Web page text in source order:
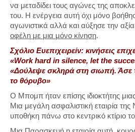
να μεταδίδει τους αγώνες της
του. Η ενέργεια αυτή όχι μόνο
αγωνιστικά αλλά και αύξησε την
οφέλη με μια μόνο κίνηση.
Σχόλιο Ευεπιχειρείν: κινήσεις
«Work hard in silence, let the
«Δούλεψε σκληρά στη σιωπή. Άσε
το θόρυβο»
Ο Μπομπ ήταν επίσης ιδιοκτήτης
Μια μεγάλη ασφαλιστική εταιρία της
υποθήκη πάνω στο κεντρικό κτίριο